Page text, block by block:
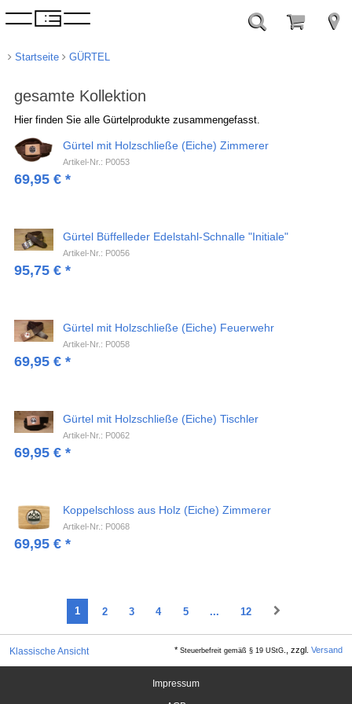
Startseite GÜRTEL
gesamte Kollektion
Hier finden Sie alle Gürtelprodukte zusammengefasst.
Gürtel mit Holzschließe (Eiche) Zimmerer
Artikel-Nr.: P0053
69,95 €*
Gürtel Büffelleder Edelstahl-Schnalle "Initiale"
Artikel-Nr.: P0056
95,75 €*
Gürtel mit Holzschließe (Eiche) Feuerwehr
Artikel-Nr.: P0058
69,95 €*
Gürtel mit Holzschließe (Eiche) Tischler
Artikel-Nr.: P0062
69,95 €*
Koppelschloss aus Holz (Eiche) Zimmerer
Artikel-Nr.: P0068
69,95 €*
1 2 3 4 5 ... 12
Klassische Ansicht *Steuerbefreit gemäß § 19 UStG ., zzgl.Versand
Impressum